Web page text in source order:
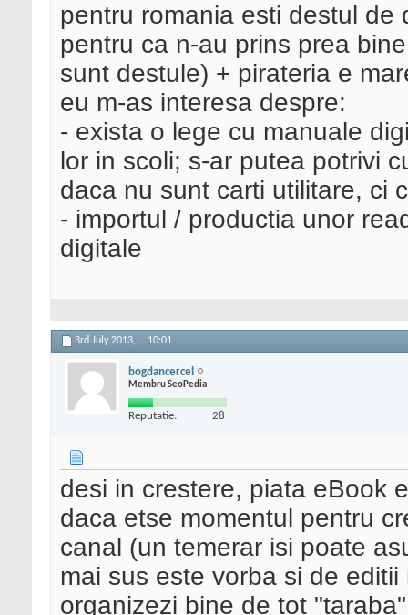
pentru romania esti destul de
pentru ca n-au prins prea
sunt destule) + pirateria e
eu m-as interesa despre:
- exista o lege cu manuale
lor in scoli; s-ar putea potrivi
daca nu sunt carti utilitare, ci
- importul / productia unor
digitale
3rd July 2013, 10:01
bogdancercel
Membru SeoPedia
Reputatie: 28
desi in crestere, piata eBook
daca etse momentul pentru
canal (un temerar isi poate
mai sus este vorba si de
organizezi bine de tot